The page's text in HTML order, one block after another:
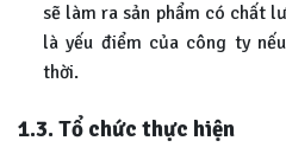
sẽ làm ra sản phẩm có chất
là yếu điểm của công ty
thời.
1.3. Tổ chức thực hiện